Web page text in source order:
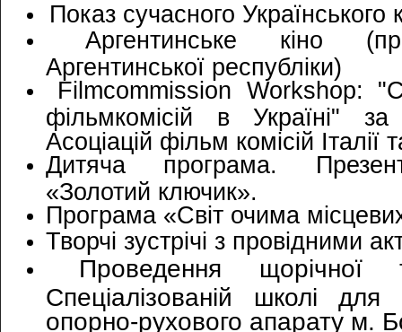
Показ сучасного Українського
Аргентинське кіно
Аргентинської республіки)
Filmcommission Workshop:
фільмкомісій в Україні" за
Асоціацій фільм комісій Італії
Дитяча програма.
«Золотий ключик».
Програма «Світ очима
Творчі зустрічі з провідними
Проведення щорічної
Спеціалізованій школі
опорно-рухового апарату м.